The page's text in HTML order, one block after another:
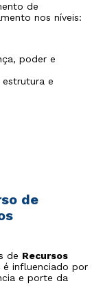
de
nos níveis:
poder e
e
de gestão
de
de Recursos
influenciado por
e porte da